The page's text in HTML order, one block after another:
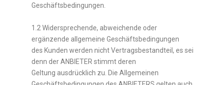
Geschäftsbedingungen.
1.2 Widersprechende, abweichende oder
ergänzende allgemeine Geschäftsbedingungen
des Kunden werden nicht Vertragsbestandteil, es sei
denn der ANBIETER stimmt deren
Geltung ausdrücklich zu. Die Allgemeinen